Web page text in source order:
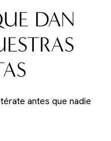
DAN
antes que nadie